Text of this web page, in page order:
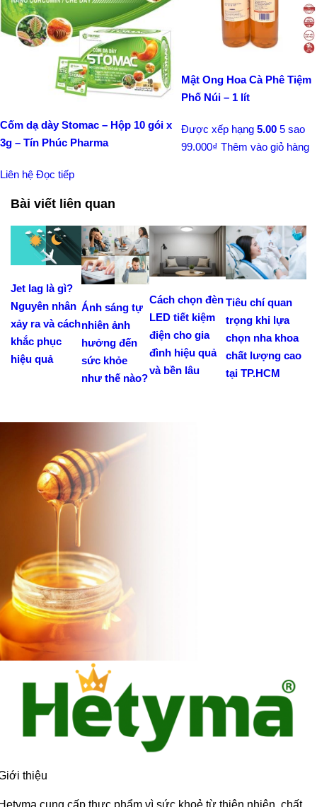
Cốm dạ dày Stomac – Hộp 10 gói x
3g – Tín Phúc Pharma
Liên hệ Đọc tiếp
Mật Ong Hoa Cà Phê Tiệm
Phố Núi – 1 lít
Được xếp hạng 5.00 5 sao
99.000₫ Thêm vào giỏ hàng
Bài viết liên quan
Jet lag là gì?
Nguyên nhân
xảy ra và cách
khắc phục
hiệu quả
Ánh sáng tự
nhiên ảnh
hưởng đến
sức khỏe
như thế nào?
Cách chọn đèn
LED tiết kiệm
điện cho gia
đình hiệu quả
và bền lâu
Tiêu chí quan
trọng khi lựa
chọn nha khoa
chất lượng cao
tại TP.HCM
thiệu
cung cấp thực phẩm vì sức khoẻ từ thiên nhiên, chất